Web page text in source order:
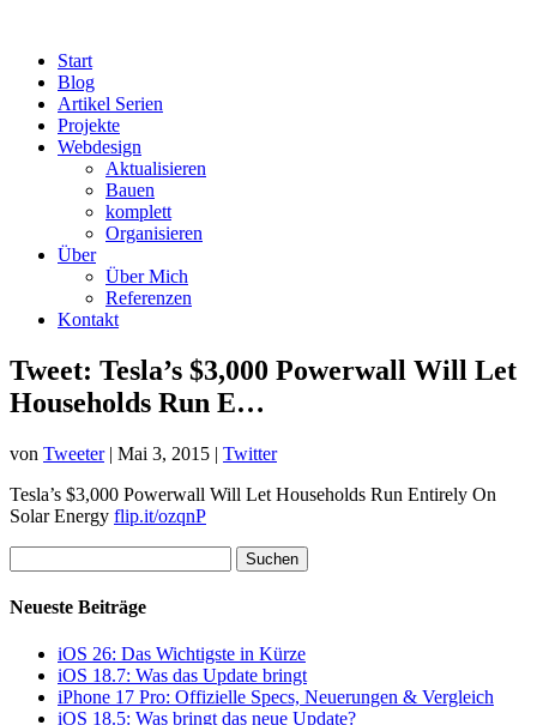
Start
Blog
Artikel Serien
Projekte
Webdesign
Aktualisieren
Bauen
komplett
Organisieren
Über
Über Mich
Referenzen
Kontakt
Tweet: Tesla’s $3,000 Powerwall Will Let
Households Run E…
von Tweeter| Mai 3, 2015 | Twitter
Tesla’s $3,000 Powerwall Will Let Households Run Entirely On
Solar Energy flip.it/ozqnP
nach:
Neueste Beiträge
iOS 26: Das Wichtigste in Kürze
iOS 18.7: Was das Update bringt
iPhone 17 Pro: Offizielle Specs, Neuerungen & Vergleich
iOS 18.5: Was bringt das neue Update?